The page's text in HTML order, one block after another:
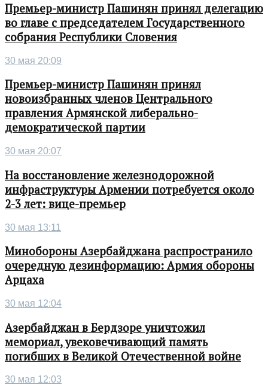
Премьер-министр Пашинян принял делегацию
во главе с председателем Государственного
собрания Республики Словения
30 мая 20:09
Премьер-министр Пашинян принял
новоизбранных членов Центрального
правления Армянской либерально-
демократической партии
30 мая 20:07
На восстановление железнодорожной
инфраструктуры Армении потребуется около
2-3 лет: вице-премьер
30 мая 13:11
Минобороны Азербайджана распространило
очередную дезинформацию: Армия обороны
Арцаха
30 мая 12:04
Азербайджан в Бердзоре уничтожил
мемориал, увековечивающий память
погибших в Великой Отечественной войне
30 мая 12:03